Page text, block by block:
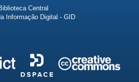
Central
Informação Digital - GID